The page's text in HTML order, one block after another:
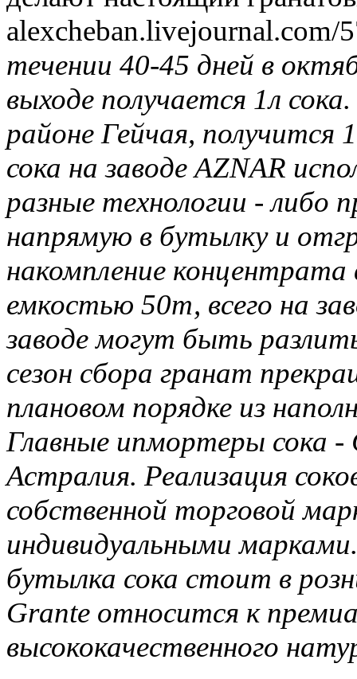
alexcheban.livejournal.com/
течении 40-45 дней в
выходе получается 1л
районе Гейчая, получится
сока на заводе AZNAR
разные технологии - либо
напрямую в бутылку и
накомпление концентрата
емкостью 50т, всего на
заводе могут быть
сезон сбора гранат
плановом порядке из
Главные ипмортеры сока
Астралия. Реализация
собственной торговой
индивидуальными
бутылка сока стоит в
Grante относится к
высококачественного